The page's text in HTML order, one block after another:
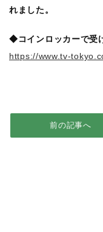
れました。
◆コインロッカーで
https://www.tv-
前の記事へ